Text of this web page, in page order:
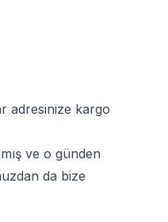
adresinize kargo
ve o günden
da bize